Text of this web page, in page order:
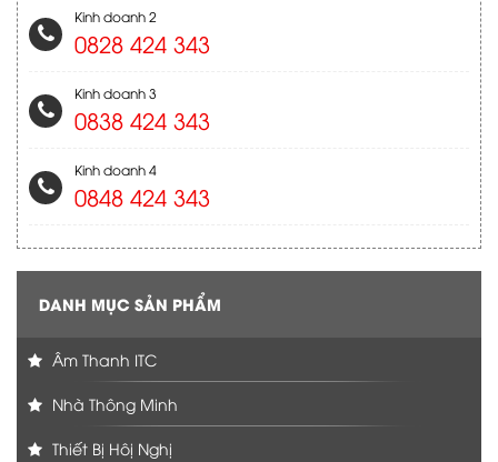
Kinh doanh 2
0828 424 343
Kinh doanh 3
0838 424 343
Kinh doanh 4
0848 424 343
DANH MỤC SẢN PHẨM
Âm Thanh ITC
Nhà Thông Minh
Thiết Bị Hôị Nghị